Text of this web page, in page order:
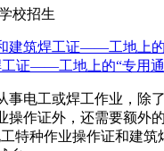
校招生
工证——工地上的“专用
事电工或焊工作业，除
操作证外，还需要额外
特种作业操作证和建筑